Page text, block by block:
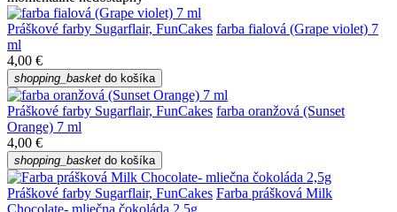
Práškové farby Sugarflair, FunCakes farba fialová (Grape violet) 7
ml
4,00 €
shopping_basket do košíka
Práškové farby Sugarflair, FunCakes farba oranžová (Sunset
Orange) 7 ml
4,00 €
shopping_basket do košíka
Práškové farby Sugarflair, FunCakes Farba prášková Milk
Chocolate- mliečna čokoláda 2,5g